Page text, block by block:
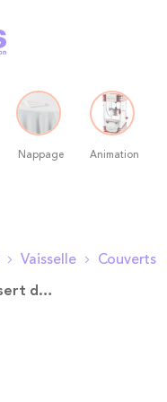
Nappage Animation
Vaisselle Couverts
Couteau à dessert doré